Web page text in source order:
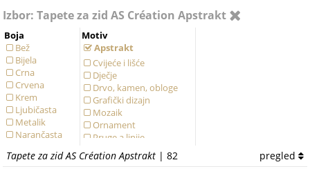
Izbor: Tapete za zid AS Création Apstrakt
Boja
Bež
Bijela
Crna
Crvena
Krem
Ljubičasta
Metalik
Narančasta
Plava
Motiv
Apstrakt
Cvijeće i lišće
Dječje
Drvo, kamen, obloge
Grafički dizajn
Mozaik
Ornament
Pruge a linije
Struktura
Za mlade
Tapete za zid AS Création Apstrakt | 82 pregled